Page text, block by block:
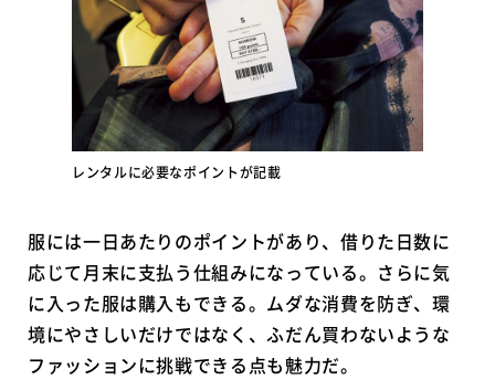
レンタルに必要なポイントが記載
服には一日あたりのポイントがあり、借りた日数に
応じて月末に支払う仕組みになっている。さらに気
に入った服は購入もできる。ムダな消費を防ぎ、環
境にやさしいだけではなく、ふだん買わないような
ファッションに挑戦できる点も魅力だ。